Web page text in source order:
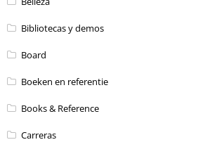
Bibliotecas y demos
Board
Boeken en referentie
Books & Reference
Carreras